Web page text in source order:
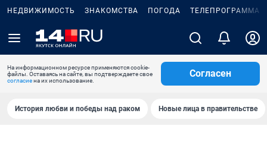
НЕДВИЖИМОСТЬ ЗНАКОМСТВА ПОГОДА ТЕЛЕПРОГРАММА
На информационном ресурсе применяются cookie-
файлы. Оставаясь на сайте, вы подтверждаете свое
согласиена их использование.
Согласен
История любви и победы над раком Новые лица в правительстве